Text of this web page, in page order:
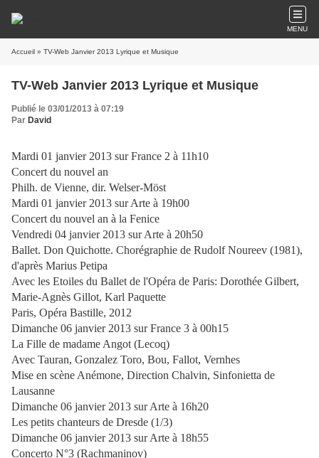
MENU
Accueil » TV-Web Janvier 2013 Lyrique et Musique
TV-Web Janvier 2013 Lyrique et Musique
Publié le 03/01/2013 à 07:19
Par David
Mardi 01 janvier 2013 sur France 2 à 11h10
Concert du nouvel an
Philh. de Vienne, dir. Welser-Möst
Mardi 01 janvier 2013 sur Arte à 19h00
Concert du nouvel an à la Fenice
Vendredi 04 janvier 2013 sur Arte à 20h50
Ballet. Don Quichotte. Chorégraphie de Rudolf Noureev (1981),
d'après Marius Petipa
Avec les Etoiles du Ballet de l'Opéra de Paris: Dorothée Gilbert,
Marie-Agnès Gillot, Karl Paquette
Paris, Opéra Bastille, 2012
Dimanche 06 janvier 2013 sur France 3 à 00h15
La Fille de madame Angot (Lecoq)
Avec Tauran, Gonzalez Toro, Bou, Fallot, Vernhes
Mise en scène Anémone, Direction Chalvin, Sinfonietta de
Lausanne
Dimanche 06 janvier 2013 sur Arte à 16h20
Les petits chanteurs de Dresde (1/3)
Dimanche 06 janvier 2013 sur Arte à 18h55
Concerto N°3 (Rachmaninov)